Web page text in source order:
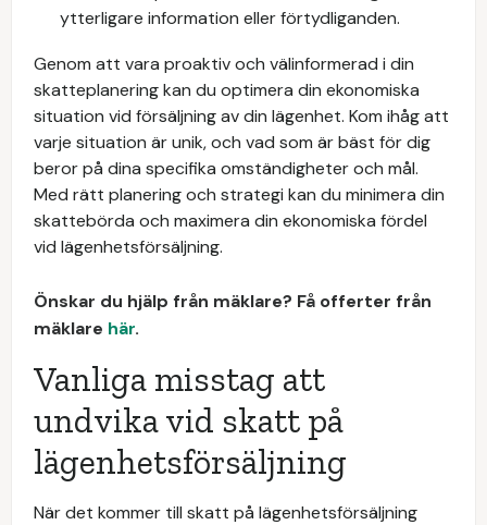
ytterligare information eller förtydliganden.
Genom att vara proaktiv och välinformerad i din
skatteplanering kan du optimera din ekonomiska
situation vid försäljning av din lägenhet. Kom ihåg att
varje situation är unik, och vad som är bäst för dig
beror på dina specifika omständigheter och mål.
Med rätt planering och strategi kan du minimera din
skattebörda och maximera din ekonomiska fördel
vid lägenhetsförsäljning.
Önskar du hjälp från mäklare? Få offerter från
mäklare här.
Vanliga misstag att
undvika vid skatt på
lägenhetsförsäljning
När det kommer till skatt på lägenhetsförsäljning